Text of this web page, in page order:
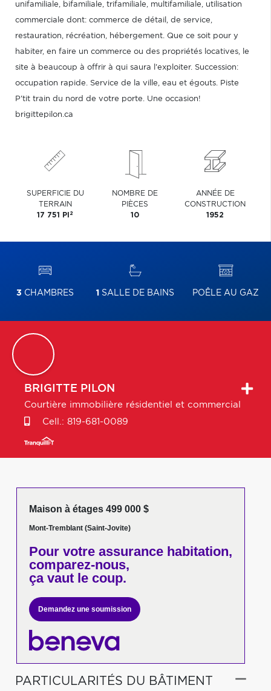
unifamiliale, bifamiliale, trifamiliale, multifamiliale, utilisation
commerciale dont: commerce de détail, de service,
restauration, récréation, hébergement. Que ce soit pour y
habiter, en faire un commerce ou des propriétés locatives, le
site à beaucoup à offrir à qui saura l'exploiter. Succession:
occupation rapide. Service de la ville, eau et égouts. Piste
P'tit train du nord de votre porte. Une occasion!
brigittepilon.ca
SUPERFICIE DU
TERRAIN
17 751 PI 2
NOMBRE DE
PIÈCES
10
ANNÉE DE
CONSTRUCTION
1952
3 CHAMBRES 1 SALLE DE BAINS POÊLE AU GAZ
BRIGITTE PILON
Courtière immobilière résidentiel et commercial
Cell.: 819-681-0089
Maison à étages 499 000 $
Mont-Tremblant (Saint-Jovite)
Pour votreassurance habitation,
comparez-nous,
ça vaut le coup.
Demandez une soumission
PARTICULARITÉS DU BÂTIMENT